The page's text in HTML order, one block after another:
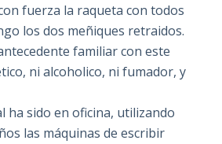
fuerza la raqueta con todos
los dos meñiques retraidos.
familiar con este
ni alcoholico, ni fumador, y
ha sido en oficina, utilizando
las máquinas de escribir